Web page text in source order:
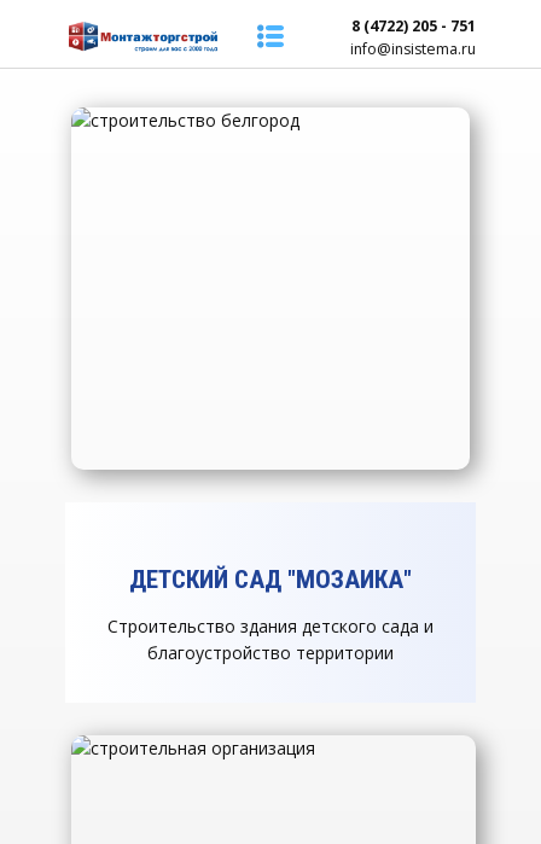
8 (4722) 205 - 751
info@insistema.ru
ДЕТСКИЙ САД "МОЗАИКА"
Строительство здания детского сада и
благоустройство территории